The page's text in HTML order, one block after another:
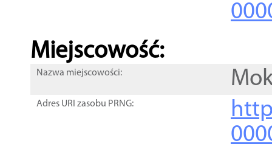
Miejscowość:
Nazwa miejscowości:
Adres URI zasobu PRNG: